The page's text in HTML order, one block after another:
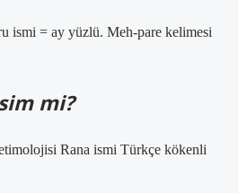
ismi = ay yüzlü. Meh-pare kelimesi
mi?
Rana ismi Türkçe kökenli